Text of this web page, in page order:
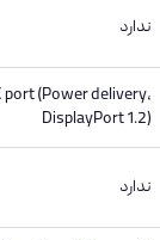
ندارد
port (Power delivery,
DisplayPort 1.2)
ندارد